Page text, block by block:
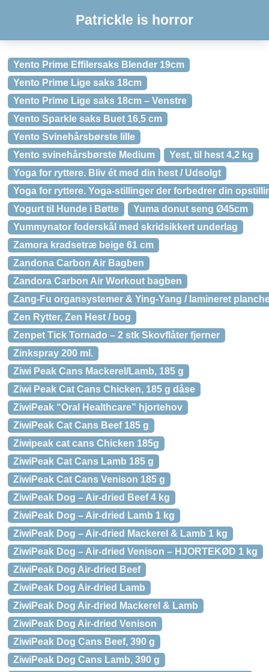
Patrickle is horror
Yento Prime Effilersaks Blender 19cm
Yento Prime Lige saks 18cm
Yento Prime Lige saks 18cm – Venstre
Yento Sparkle saks Buet 16,5 cm
Yento Svinehårsbørste lille
Yento svinehårsbørste Medium
Yest, til hest 4,2 kg
Yoga for ryttere. Bliv ét med din hest / Udsolgt
Yoga for ryttere. Yoga-stillinger der forbedrer din
Yogurt til Hunde i Bøtte
Yuma donut seng Ø45cm
Yummynator foderskål med skridsikkert underlag
Zamora kradsetræ beige 61 cm
Zandona Carbon Air Bagben
Zandora Carbon Air Workout bagben
Zang-Fu organsystemer & Ying-Yang / lamineret
Zen Rytter, Zen Hest / bog
Zenpet Tick Tornado – 2 stk Skovflåter fjerner
Zinkspray 200 ml.
Ziwi Peak Cans Mackerel/Lamb, 185 g
Ziwi Peak Cat Cans Chicken, 185 g dåse
ZiwiPeak “Oral Healthcare” hjortehov
ZiwiPeak Cat Cans Beef 185 g
Ziwipeak cat cans Chicken 185g
ZiwiPeak Cat Cans Lamb 185 g
ZiwiPeak Cat Cans Venison 185 g
ZiwiPeak Dog – Air-dried Beef 4 kg
ZiwiPeak Dog – Air-dried Lamb 1 kg
ZiwiPeak Dog – Air-dried Mackerel & Lamb 1 kg
ZiwiPeak Dog – Air-dried Venison – HJORTEKØD 1 kg
ZiwiPeak Dog Air-dried Beef
ZiwiPeak Dog Air-dried Lamb
ZiwiPeak Dog Air-dried Mackerel & Lamb
ZiwiPeak Dog Air-dried Venison
ZiwiPeak Dog Cans Beef, 390 g
ZiwiPeak Dog Cans Lamb, 390 g